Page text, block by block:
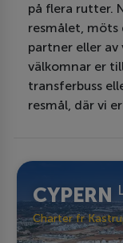
på flera rutter.
resmålet, möts
partner eller av
välkomnar er
transferbuss
resmål, där vi
CYPERN
Charter fr